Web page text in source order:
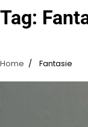
Tag:
Home Fantasie